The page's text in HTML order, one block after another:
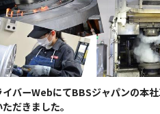
イバーWebにてBBSジャパンの本
だきました。